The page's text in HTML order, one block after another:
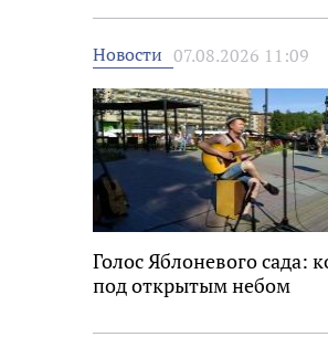
Новости 07.08.2026 11:09
Голос Яблоневого сада:
под открытым небом